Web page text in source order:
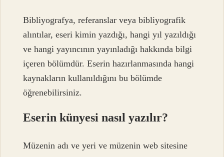
Bibliyografya, referanslar veya bibliyografik
alıntılar, eseri kimin yazdığı, hangi yıl yazıldığı
ve hangi yayıncının yayınladığı hakkında bilgi
içeren bölümdür. Eserin hazırlanmasında hangi
kaynakların kullanıldığını bu bölümde
öğrenebilirsiniz.
Eserin künyesi nasıl yazılır?
Müzenin adı ve yeri ve müzenin web sitesine